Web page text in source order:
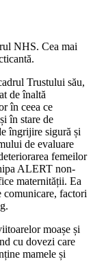
NHS. Cea mai
Trustului său,
de înaltă
în ceea ce
în stare de
îngrijire sigură și
de evaluare
femeilor
ALERT non-
maternității. Ea
comunicare, factori
moașe și
cu dovezi care
mamele și